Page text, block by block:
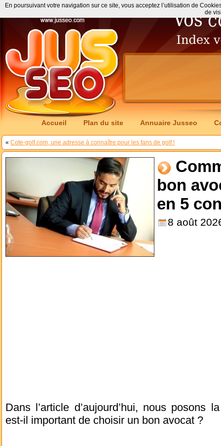
Accueil Plan du site Annuaire Jusseo
« Cote-golf.com, une adresse à connaître pour les fans de golf !
bon
en 5
8 août
Dans l’article d’aujourd’hui, nous posons
est-il important de choisir un bon avocat ?
En poursuivant votre navigation sur ce site, vous acceptez l’utilisation de
de